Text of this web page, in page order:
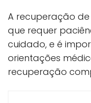
A recuperação
que requer
cuidado, e é
orientações
recuperação